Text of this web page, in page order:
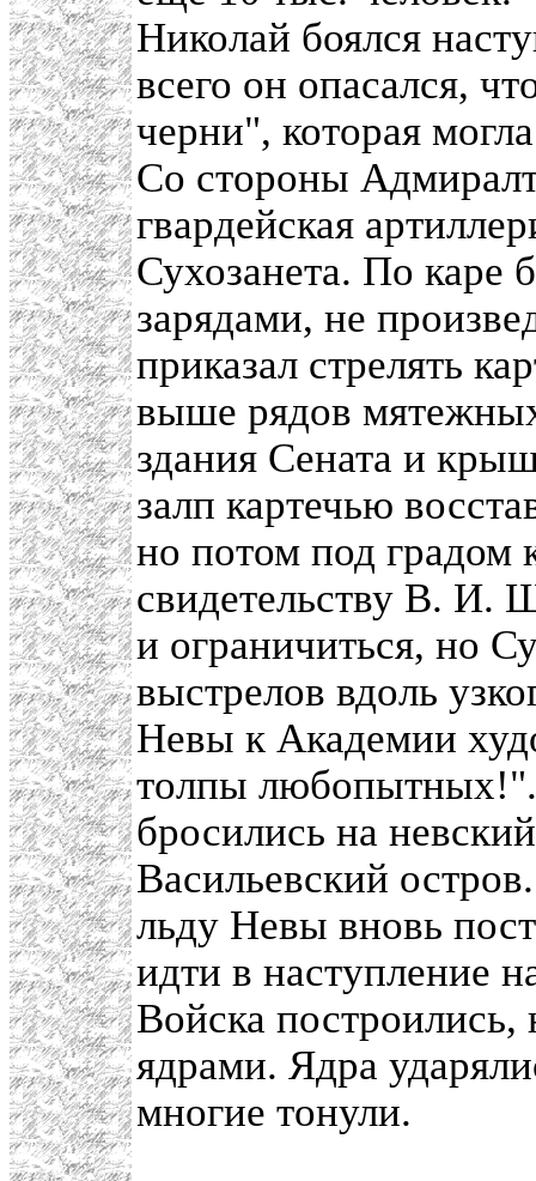
Николай боялся
всего он опасался,
черни", которая
Со стороны
гвардейская
Сухозанета. По каре
зарядами, не
приказал стрелять
выше рядов
здания Сената и
залп картечью
но потом под градом
свидетельству В. И.
и ограничиться, но
выстрелов вдоль
Невы к Академии
толпы любопытных!".
бросились на
Васильевский
льду Невы вновь
идти в наступление
Войска
ядрами. Ядра
многие тонули.